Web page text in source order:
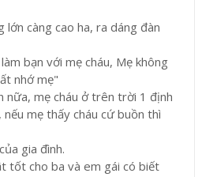
lớn càng cao ha, ra dáng đàn
bạn với mẹ cháu, Mẹ không
nhớ mẹ"
nữa, mẹ cháu ở trên trời 1 định
nếu mẹ thấy cháu cứ buồn thì
gia đình.
tốt cho ba và em gái có biết